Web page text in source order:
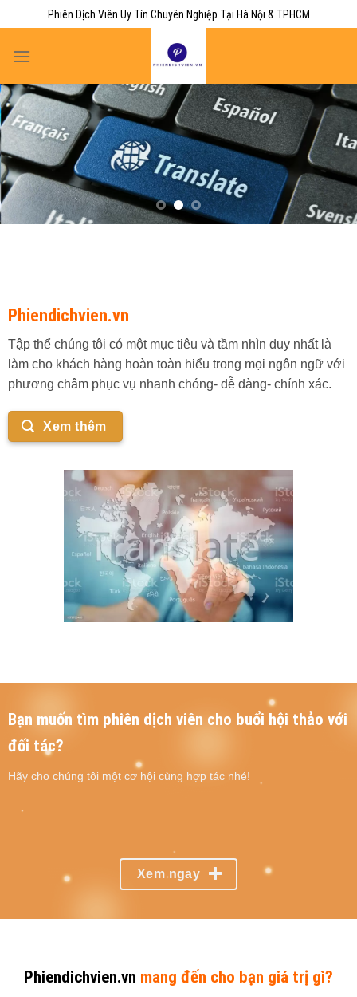
to
content
Phiên Dịch Viên Uy Tín Chuyên Nghiệp Tại Hà Nội & TPHCM
Phiendichvien.vn
Tập thể chúng tôi có một mục tiêu và tầm nhìn duy nhất là
làm cho khách hàng hoàn toàn hiểu trong mọi ngôn ngữ với
phương châm phục vụ nhanh chóng- dễ dàng- chính xác.
Xem thêm
Bạn muốn tìm phiên dịch viên cho buổi hội thảo với
đối tác?
Hãy cho chúng tôi một cơ hội cùng hợp tác nhé!
Xem ngay
Phiendichvien.vn mang đến cho bạn giá trị gì?